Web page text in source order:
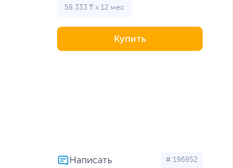
58 333 ₸ x 12 мес
Купить
# 196952